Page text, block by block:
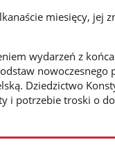
miesięcy, jej
wydarzeń z
nowoczesnego
Dziedzictwo
i potrzebie troski o